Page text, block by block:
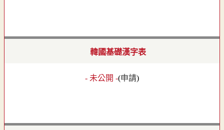
韓國基礎漢字表
- 未公開 -(申請)